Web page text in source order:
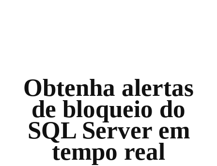
Obtenha alertas
de bloqueio do
SQL Server em
tempo real